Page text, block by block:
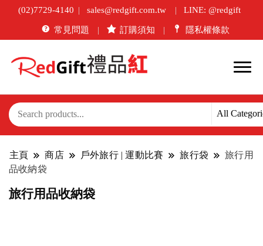
(02)7729-4140 sales@redgift.com.tw LINE: @redgift
常見問題 訂購須知 隱私權條款
主頁 商店 戶外旅行 | 運動比賽 旅行袋
旅行用
品收納袋
旅行用品收納袋